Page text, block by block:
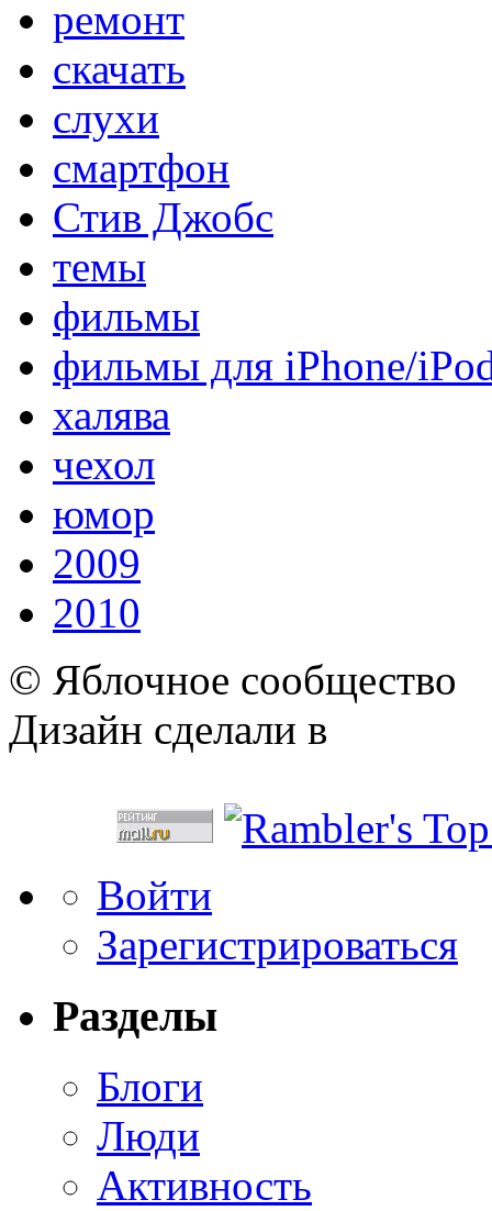
ремонт
скачать
слухи
смартфон
Стив Джобс
темы
фильмы
фильмы для iPhone/
халява
чехол
юмор
2009
2010
© Яблочное сообщество
Дизайн сделали в
Войти
Зарегистрироваться
Разделы
Блоги
Люди
Активность